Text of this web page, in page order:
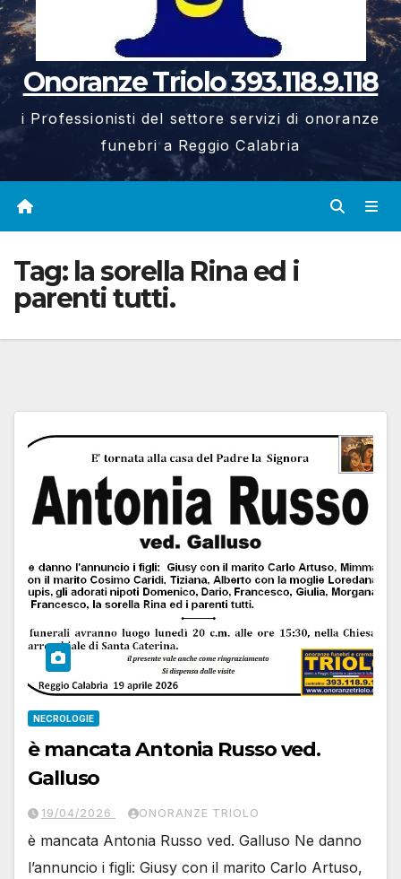
Onoranze Triolo 393.118.9.118
i Professionisti del settore servizi di onoranze
funebri a Reggio Calabria
Tag: la sorella Rina ed i
parenti tutti.
NECROLOGIE
è mancata Antonia Russo ved.
Galluso
19/04/2026 ONORANZE TRIOLO
è mancata Antonia Russo ved. Galluso Ne danno
l’annuncio i figli: Giusy con il marito Carlo Artuso,